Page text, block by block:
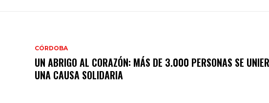
CÓRDOBA
UN ABRIGO AL CORAZÓN: MÁS DE 3.000 PERSONAS SE
UNA CAUSA SOLIDARIA